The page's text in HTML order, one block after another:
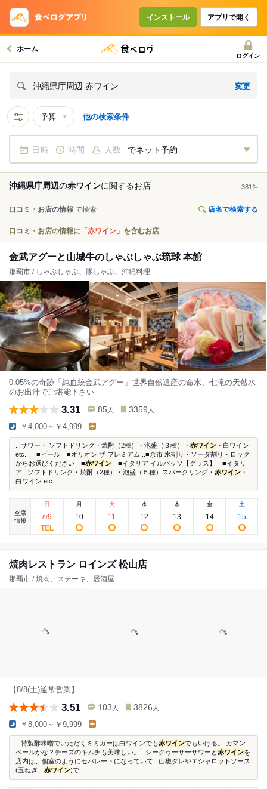
インストール アプリで開く
ホーム
ログイン
沖縄県庁周辺 赤ワイン 変更
予算 他の検索条件
日時 時間 人数 でネット予約
沖縄県庁周辺の赤ワインに関するお店 381 件
口コミ・お店の情報 で検索 店名で検索する
口コミ・お店の情報に 「赤ワイン」 を含むお店
金武アグーと山城牛のしゃぶしゃぶ琉球 本館
那覇市 / しゃぶしゃぶ、豚しゃぶ、沖縄料理
0.05%の奇跡「純血統金武アグー」世界自然遺産の命水、七滝の天然水
のお出汁でご堪能下さい
3.31 85 人 3359 人
￥4,000～￥4,999 -
...サワー・ ソフトドリンク・焼酎（2種）・泡盛（３種）・ 赤ワイン ・白ワイン
etc... ■ビール ■オリオン ザ プレミアム...■余市 水割り・ソーダ割り・ロック
からお選びください ■赤ワイン ■イタリア イルパッソ【グラス】 ■イタリ
ア...ソフトドリンク・焼酎（2種）・泡盛（５種）スパークリング・ 赤ワイン ・
白ワイン etc...
空席
情報
日
8/9
月
10
火
11
水
12
木
13
金
14
土
15
焼肉レストラン ロインズ 松山店
那覇市 / 焼肉、ステーキ、居酒屋
【8/8(土)通常営業】
3.51 103 人 3826 人
￥8,000～￥9,999 -
...特製酢味噌でいただくミミガーは白ワインでも赤ワインでもいける。 カマン
ベールかな？チーズのキムチも美味しい。...シークヮーサーサワーと赤ワインを
店内は、個室のようにセパレートになっていて...山椒ダレやエシャロットソース
(玉ねぎ、 赤ワイン)で...